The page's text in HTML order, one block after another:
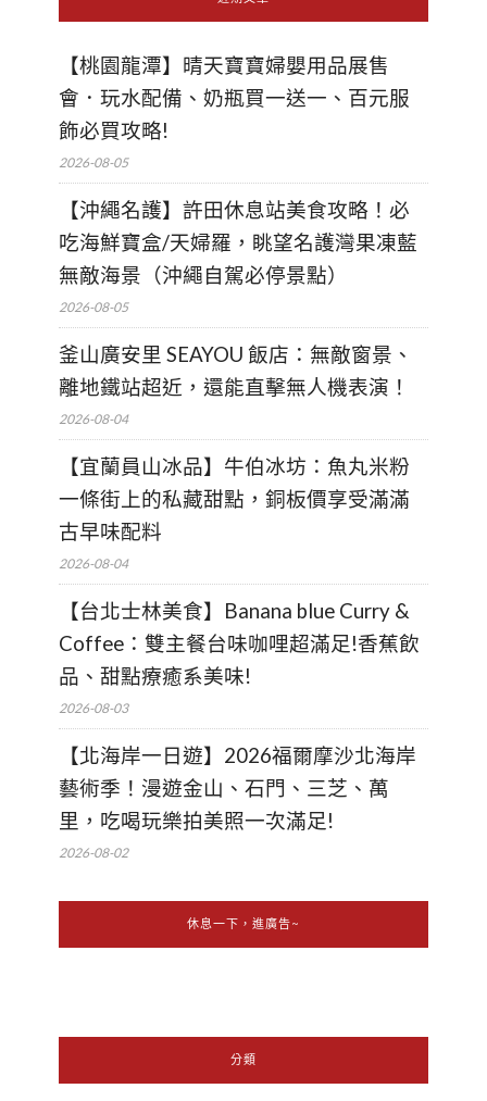
【桃園龍潭】晴天寶寶婦嬰用品展售
會．玩水配備、奶瓶買一送一、百元服
飾必買攻略!
2026-08-05
【沖繩名護】許田休息站美食攻略！必
吃海鮮寶盒/天婦羅，眺望名護灣果凍藍
無敵海景（沖繩自駕必停景點）
2026-08-05
釜山廣安里 SEAYOU 飯店：無敵窗景、
離地鐵站超近，還能直擊無人機表演！
2026-08-04
【宜蘭員山冰品】牛伯冰坊：魚丸米粉
一條街上的私藏甜點，銅板價享受滿滿
古早味配料
2026-08-04
【台北士林美食】Banana blue Curry &
Coffee：雙主餐台味咖哩超滿足!香蕉飲
品、甜點療癒系美味!
2026-08-03
【北海岸一日遊】2026福爾摩沙北海岸
藝術季！漫遊金山、石門、三芝、萬
里，吃喝玩樂拍美照一次滿足!
2026-08-02
休息一下，進廣告~
分類